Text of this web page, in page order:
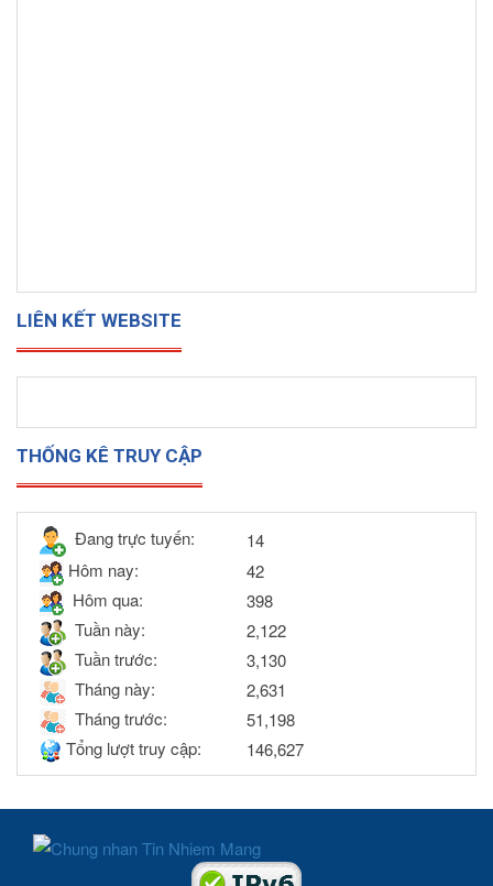
LIÊN KẾT WEBSITE
THỐNG KÊ TRUY CẬP
Đang trực tuyến:
14
Hôm nay:
42
Hôm qua:
398
Tuần này:
2,122
Tuần trước:
3,130
Tháng này:
2,631
Tháng trước:
51,198
Tổng lượt truy cập:
146,627